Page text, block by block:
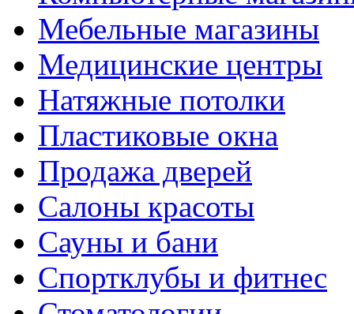
Мебельные магазины
Медицинские центры
Натяжные потолки
Пластиковые окна
Продажа дверей
Салоны красоты
Сауны и бани
Спортклубы и фитнес